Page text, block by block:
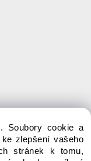
Soubory cookie a
zlepšení vašeho
stránek k tomu,